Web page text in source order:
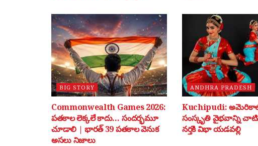
BIG STORY
Commonwealth Games 2026:
పతకాల లెక్కలే కాదు… సందర్భమూ
చూడాలి | భారత్ 39 పతకాల వెనుక
అసలు నిజాలు
ANDHRA PRADESH
Kuchipudi:
సంస్కృతి వైభవాన్ని
నర్తకి విభా యడవల్లి